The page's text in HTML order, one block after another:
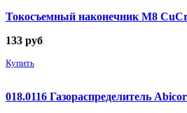
Токосъемный наконечник М8
133 руб
Купить
018.0116 Газораспределитель